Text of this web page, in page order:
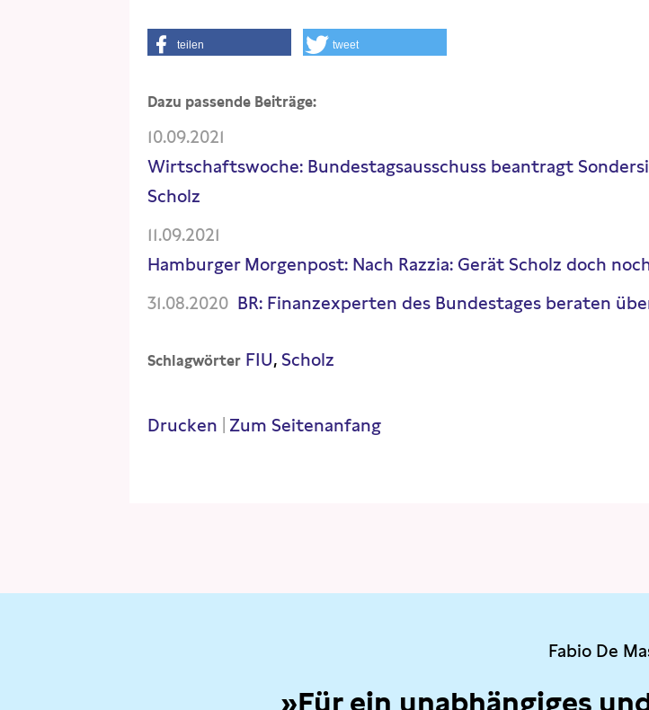
teilen tweet
Dazu passende Beiträge:
10.09.2021
Wirtschaftswoche: Bundestagsausschuss beantragt
Scholz
11.09.2021
Hamburger Morgenpost: Nach Razzia: Gerät Scholz doch
31.08.2020 BR: Finanzexperten des Bundestages beraten
Schlagwörter FIU Scholz
Drucken Zum Seitenanfang
Fabio De
»Für ein unabhängiges